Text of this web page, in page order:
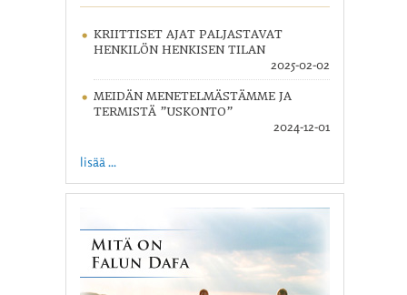
KRIITTISET AJAT PALJASTAVAT
HENKILÖN HENKISEN TILAN
2025-02-02
MEIDÄN MENETELMÄSTÄMME JA
TERMISTÄ ”USKONTO”
2024-12-01
lisää ...